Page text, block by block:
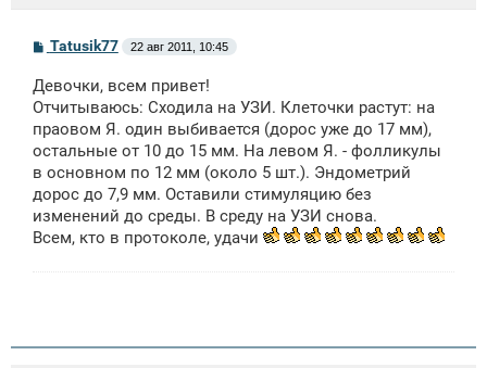
С
б
щ
н
и
Tatusik77 22 авг 2011, 10:45
Девочки, всем привет!
Отчитываюсь: Сходила на УЗИ. Клеточки растут: на
праовом Я. один выбивается (дорос уже до 17 мм),
остальные от 10 до 15 мм. На левом Я. - фолликулы
в основном по 12 мм (около 5 шт.). Эндометрий
дорос до 7,9 мм. Оставили стимуляцию без
изменений до среды. В среду на УЗИ снова.
Всем, кто в протоколе, удачи